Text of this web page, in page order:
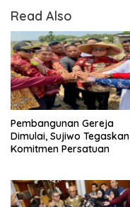
Read Also
Pembangunan Gereja
Dimulai, Sujiwo Tegaskan
Komitmen Persatuan